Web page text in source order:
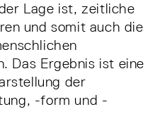
Lage ist, zeitliche
und somit auch die
Das Ergebnis ist eine
der
-form und -